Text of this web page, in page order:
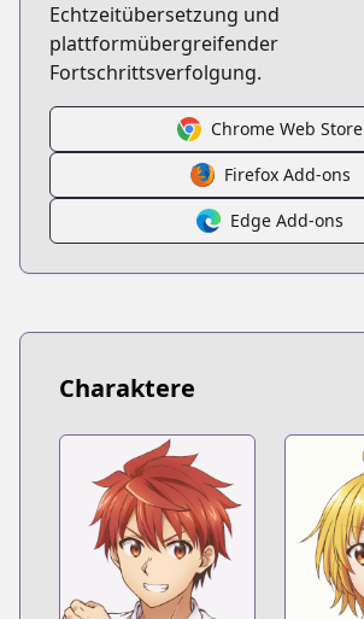
Echtzeitübersetzung und
plattformübergreifender
Fortschrittsverfolgung.
Chrome Web Store
Firefox Add-ons
Edge Add-ons
Charaktere